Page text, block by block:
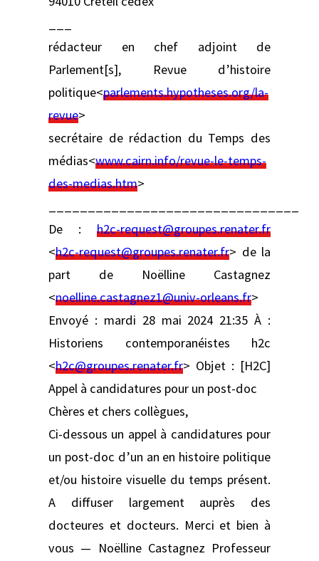
rédacteur en chef adjoint de
Parlement[s], Revue d’histoire
politique<parlements.hypotheses.org/la-
revue>
secrétaire de rédaction du Temps des
médias<www.cairn.info/revue-le-temps-
des-medias.htm>
De : h2c-request@groupes.renater.fr
<h2c-request@groupes.renater.fr> de la
part de Noëlline Castagnez
<noelline.castagnez1@univ-orleans.fr>
Envoyé : mardi 28 mai 2024 21:35 À :
Historiens contemporanéistes h2c
<h2c@groupes.renater.fr> Objet : [H2C]
Appel à candidatures pour un post-doc
Chères et chers collègues,
Ci-dessous un appel à candidatures pour
un post-doc d’un an en histoire politique
et/ou histoire visuelle du temps présent.
A diffuser largement auprès des
docteures et docteurs. Merci et bien à
vous — Noëlline Castagnez Professeur